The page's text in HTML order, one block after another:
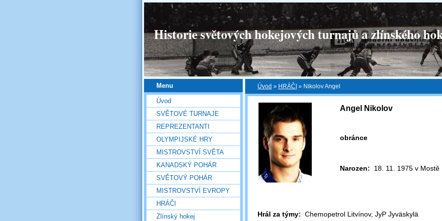
Historie světových hokejových turnajů a zlínského
Úvod » HRÁČI » Nikolov Angel
Angel Nikolov
obránce
Narozen: 18. 11. 1975 v Mostě
Hrál za týmy: Chemopetrol Litvínov, JyP Jyväskylä
Menu
Úvod
SVĚTOVÉ TURNAJE
REPREZENTANTI
OLYMPIJSKÉ HRY
MISTROVSTVÍ SVĚTA
KANADSKÝ POHÁR
SVĚTOVÝ POHÁR
MISTROVSTVÍ EVROPY
HRÁČI
Zlínský hokej